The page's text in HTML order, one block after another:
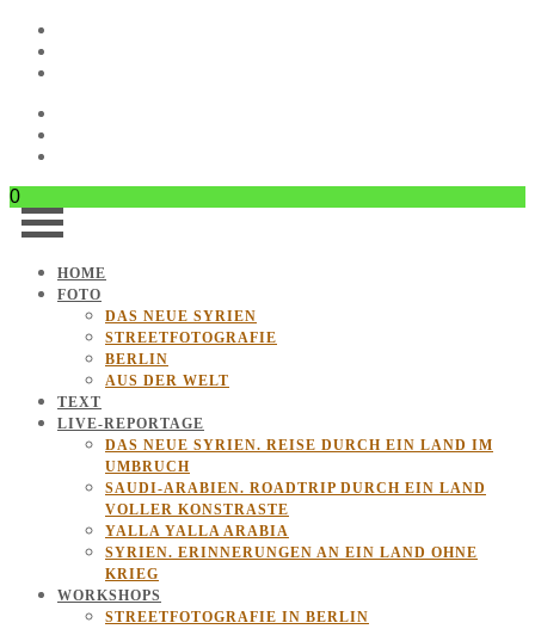
0
HOME
FOTO
DAS NEUE SYRIEN
STREETFOTOGRAFIE
BERLIN
AUS DER WELT
TEXT
LIVE-REPORTAGE
DAS NEUE SYRIEN. REISE DURCH EIN LAND IM
UMBRUCH
SAUDI-ARABIEN. ROADTRIP DURCH EIN LAND
VOLLER KONSTRASTE
YALLA YALLA ARABIA
SYRIEN. ERINNERUNGEN AN EIN LAND OHNE
KRIEG
WORKSHOPS
STREETFOTOGRAFIE IN BERLIN